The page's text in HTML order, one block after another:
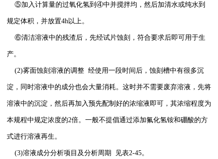
⑤加入计算量的过氧化氢到④中并搅拌均，然后加清水或纯水到
规定体积，并放置4h以上。
⑥清洁溶液中的残渣后，先经试片蚀刻，符合要求后即可用于生
产。
(2)雾面蚀刻溶液的调整 经使用一段时间后，蚀刻槽中有很多沉
淀，同时溶液中的成分也会大量消耗。这时并不需要废弃溶液，先将
溶液中的沉淀，然后再加入预先配制好的浓缩液即可，其浓缩程度为
本规程中规定浓度的2倍。一般不提倡通过添加氟化氢铵和硼酸的方
式进行溶液再生。
(3)溶液成分分析项目及分析周期 见表2-45。